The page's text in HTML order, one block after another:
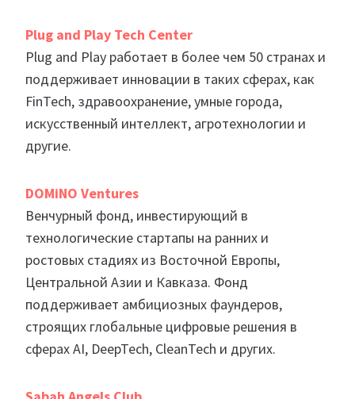
Plug and Play Tech Center
Plug and Play работает в более чем 50 странах и
поддерживает инновации в таких сферах, как
FinTech, здравоохранение, умные города,
искусственный интеллект, агротехнологии и
другие.
DOMiNO Ventures
Венчурный фонд, инвестирующий в
технологические стартапы на ранних и
ростовых стадиях из Восточной Европы,
Центральной Азии и Кавказа. Фонд
поддерживает амбициозных фаундеров,
строящих глобальные цифровые решения в
сферах AI, DeepTech, CleanTech и других.